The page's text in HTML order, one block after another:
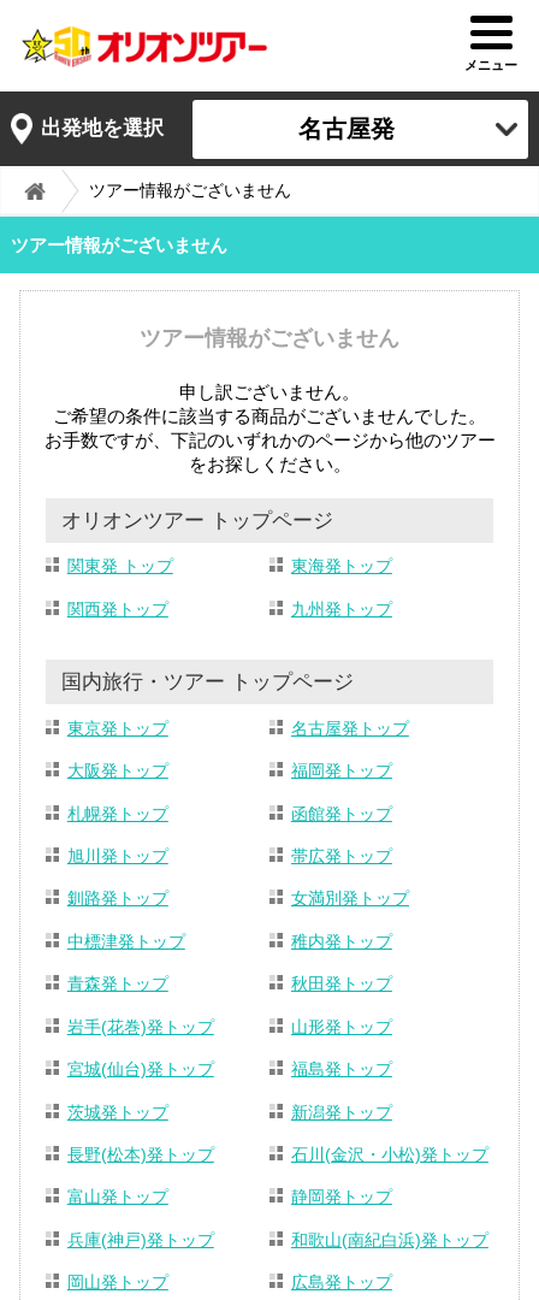
メニュー
出発地を選択 名古屋発
ツアー情報がございません
ツアー情報がございません
ツアー情報がございません
申し訳ございません。
ご希望の条件に該当する商品がございませんでした。
お手数ですが、下記のいずれかのページから他のツアー
をお探しください。
オリオンツアー トップページ
関東発 トップ 東海発トップ
関西発トップ 九州発トップ
国内旅行・ツアー トップページ
東京発トップ 名古屋発トップ
大阪発トップ 福岡発トップ
札幌発トップ 函館発トップ
旭川発トップ 帯広発トップ
釧路発トップ 女満別発トップ
中標津発トップ 稚内発トップ
青森発トップ 秋田発トップ
岩手(花巻)発トップ 山形発トップ
宮城(仙台)発トップ 福島発トップ
茨城発トップ 新潟発トップ
長野(松本)発トップ 石川(金沢・小松)発トップ
富山発トップ 静岡発トップ
兵庫(神戸)発トップ 和歌山(南紀白浜)発トップ
岡山発トップ 広島発トップ